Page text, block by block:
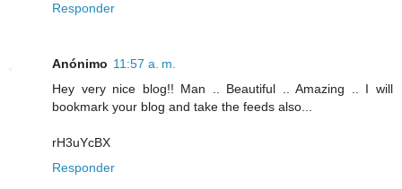
Responder
Anónimo 11:57 a. m.
Hey very nice blog!! Man .. Beautiful .. Amazing .. I will
bookmark your blog and take the feeds also...
rH3uYcBX
Responder